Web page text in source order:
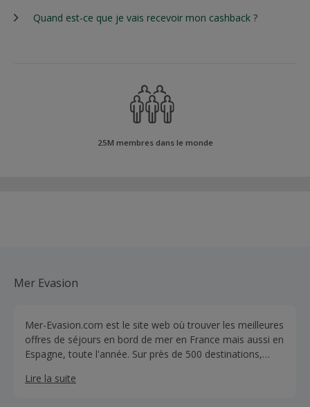
Quand est-ce que je vais recevoir mon cashback ?
25M membres dans le monde
Mer Evasion
Mer-Evasion.com est le site web où trouver les meilleures
offres de séjours en bord de mer en France mais aussi en
Espagne, toute l'année. Sur près de 500 destinations,
correspondant aux couples...
Lire la suite